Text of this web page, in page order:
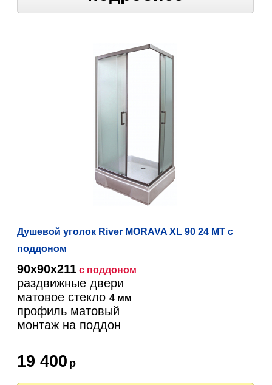
Душевой уголок River MORAVA XL 90 24 МТ с
поддоном
90х90х211 с поддоном
раздвижные двери
матовое стекло4 мм
профиль матовый
монтаж на поддон
19 400 р